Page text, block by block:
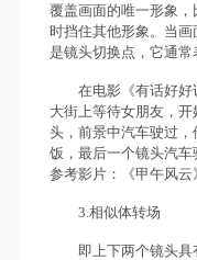
覆盖画面的唯一形象
时挡住其他形象。当
是镜头切换点，它通常
在电影《有话好
大街上等待女朋友，
头，前景中汽车驶过
饭，最后一个镜头汽车
参考影片：《甲午风云
3.相似体转场
即上下两个镜头